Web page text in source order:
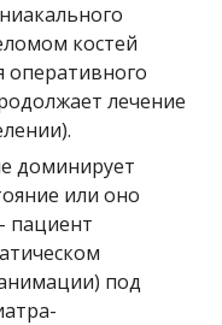
костей
оперативного
лечение
доминирует
или оно
пациент
под